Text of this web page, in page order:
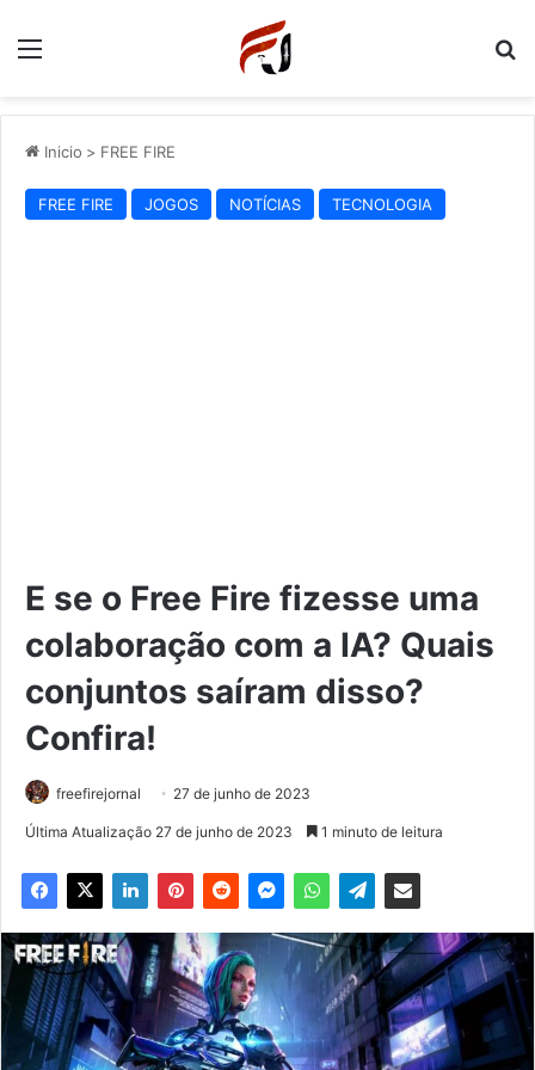
Menu
Inicio > FREE FIRE
FREE FIRE JOGOS NOTÍCIAS TECNOLOGIA
E se o Free Fire fizesse uma
colaboração com a IA? Quais
conjuntos saíram disso?
Confira!
freefirejornal 27 de junho de 2023
Última Atualização 27 de junho de 2023 1 minuto de leitura